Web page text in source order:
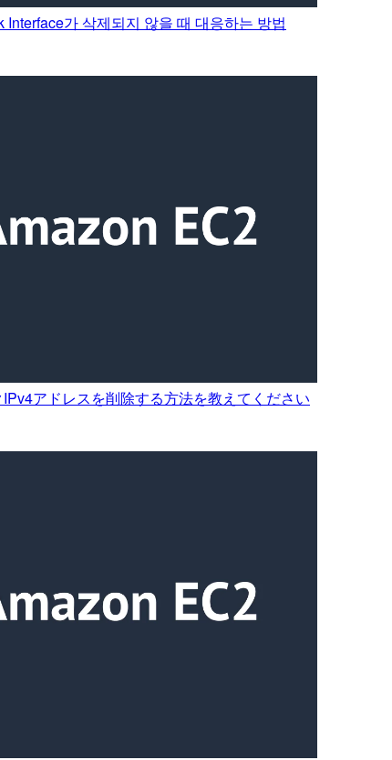
가 삭제되지 않을 때 대응하는 방법
アドレスを削除する方法を教えてください